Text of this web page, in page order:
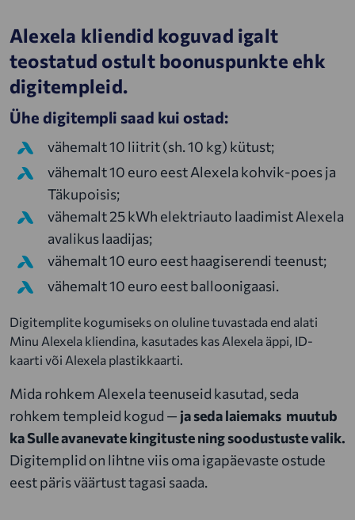
Alexela kliendid koguvad igalt
teostatud ostult boonuspunkte ehk
digitempleid.
Ühe digitempli saad kui ostad:
vähemalt 10 liitrit (sh. 10 kg) kütust;
vähemalt 10 euro eest Alexela kohvik-poes ja
Täkupoisis;
vähemalt 25 kWh elektriauto laadimist Alexela
avalikus laadijas;
vähemalt 10 euro eest haagiserendi teenust;
vähemalt 10 euro eest balloonigaasi.
Digitemplite kogumiseks on oluline tuvastada end alati
Minu Alexela kliendina, kasutades kas Alexela äppi, ID-
kaarti või Alexela plastikkaarti.
Mida rohkem Alexela teenuseid kasutad, seda
rohkem templeid kogud — ja seda laiemaks muutub
ka Sulle avanevate kingituste ning soodustuste valik.
Digitemplid on lihtne viis oma igapäevaste ostude
eest päris väärtust tagasi saada.